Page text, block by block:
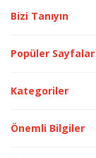
Bizi Tanıyın
Popüler Sayfalar
Kategoriler
Önemli Bilgiler